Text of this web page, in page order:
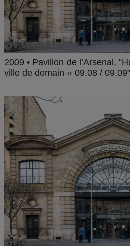
2009 • Pavillon de l’Arsenal,
ville de demain « 09.08 /